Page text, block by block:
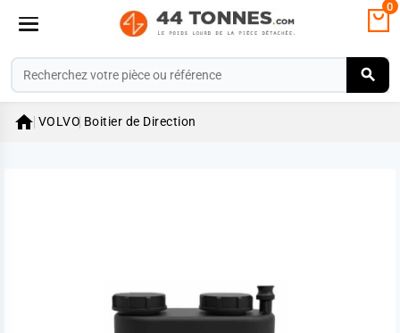
0
 VOLVO Boitier de Direction